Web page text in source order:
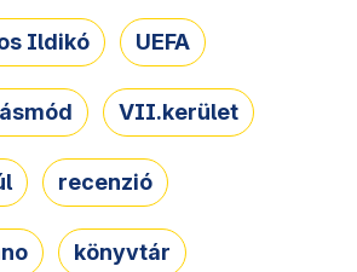
Ildikó UEFA
VII.kerület
recenzió
könyvtár